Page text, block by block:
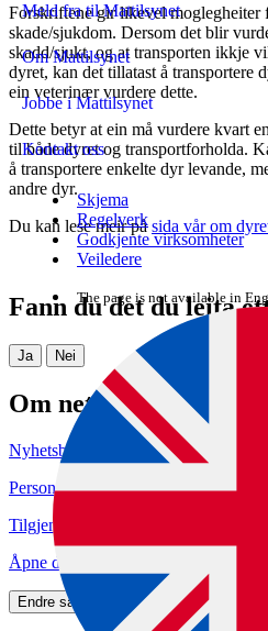
Meld fra til Mattilsynet
Om Mattilsynet
Jobbe i Mattilsynet
Kontakt oss
Skjema
Regelverk
Godkjente virksomheter
Veiledere
The page is not available in
Forskriftene gir likevel moglegheiter
skade/sjukdom. Dersom det blir
skadd/sjukt, og at transporten ikkje
dyret, kan det tillatast å transportere
ein veterinær vurdere dette.
Dette betyr at ein må vurdere kvart
til både dyret og transportforholda.
å transportere enkelte dyr levande,
andre dyr.
Du kan lese meir påsida vår om
Fann du det du leita
Ja Nei
Om nettstedet
Nyhetsbrev
Personvern og informasjonskapsler
Tilgjengelighetserklæring (uustatus.no)
Åpne data (API)
Endre samtykke for informasjonskapslar